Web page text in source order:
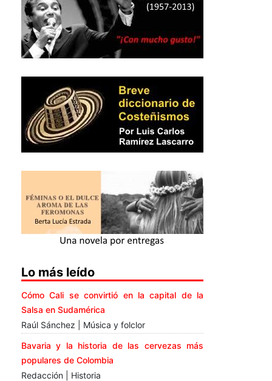
Lo más leído
Cómo Cali se convirtió en la capital de la
Salsa en Sudamérica
Raúl Sánchez | Música y folclor
Bavaria y la historia de las cervezas más
populares de Colombia
Redacción | Historia